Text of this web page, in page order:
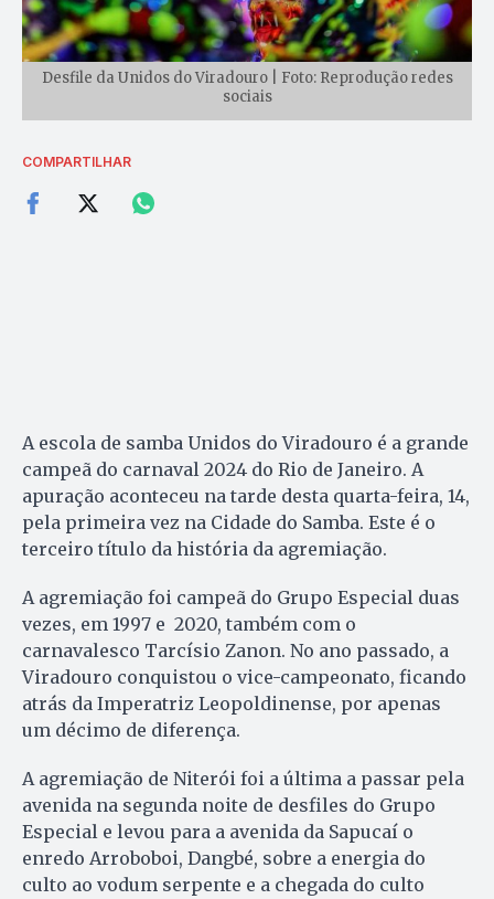
Desfile da Unidos do Viradouro | Foto: Reprodução redes
sociais
COMPARTILHAR
A escola de samba Unidos do Viradouro é a grande
campeã do carnaval 2024 do Rio de Janeiro. A
apuração aconteceu na tarde desta quarta-feira, 14,
pela primeira vez na Cidade do Samba. Este é o
terceiro título da história da agremiação.
A agremiação foi campeã do Grupo Especial duas
vezes, em 1997 e 2020, também com o
carnavalesco Tarcísio Zanon. No ano passado, a
Viradouro conquistou o vice-campeonato, ficando
atrás da Imperatriz Leopoldinense, por apenas
um décimo de diferença.
A agremiação de Niterói foi a última a passar pela
avenida na segunda noite de desfiles do Grupo
Especial e levou para a avenida da Sapucaí o
enredo Arroboboi, Dangbé, sobre a energia do
culto ao vodum serpente e a chegada do culto